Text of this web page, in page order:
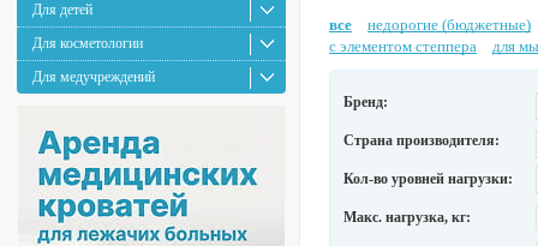
Для детей
Для косметологии
Для медучреждений
все
недорогие (бюджетные)
с элементом степпера
для
Бренд:
Страна производителя:
Кол-во уровней нагрузки:
Макс. нагрузка, кг: